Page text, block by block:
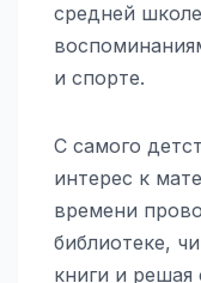
средней
и спорте.
С самого
интерес к
времени
библиотеке,
книги и решая